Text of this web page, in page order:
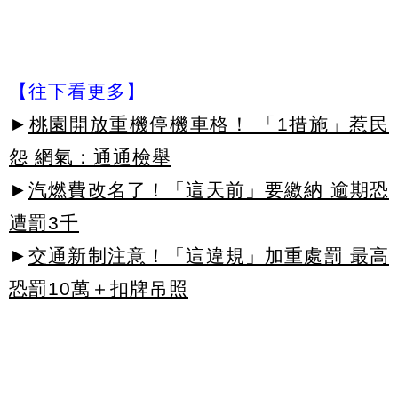
【往下看更多】
► 桃園開放重機停機車格！ 「1措施」惹民
怨 網氣：通通檢舉
► 汽燃費改名了！「這天前」要繳納 逾期恐
遭罰3千
► 交通新制注意！「這違規」加重處罰 最高
恐罰10萬＋扣牌吊照